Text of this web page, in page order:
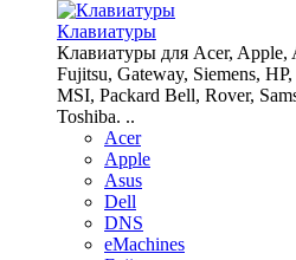
Клавиатуры
Клавиатуры для Acer, Apple,
Fujitsu, Gateway, Siemens,
MSI, Packard Bell, Rover,
Toshiba. ..
Acer
Apple
Asus
Dell
DNS
eMachines